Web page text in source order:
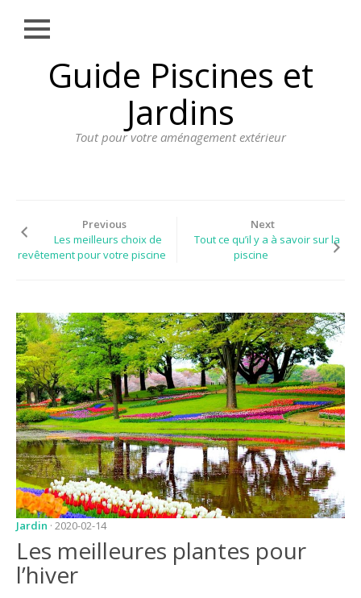
Guide Piscines et
Jardins
Tout pour votre aménagement extérieur
Close
AMÉNAGEMENT
EXTÉRIEUR
PLANTATIONS
REVÊTEMENT
TERRASSE
DOSSIER
JARDIN
CONSEILS ET
ASTUCES
GUIDES
JARDIN
ENTRETIEN
PISCINE
ENTRETIEN
Previous
Les meilleurs choix de
revêtement pour votre piscine
Next
Tout ce qu’il y a à savoir sur la
piscine
Jardin · 2020-02-14
Les meilleures plantes pour
l’hiver